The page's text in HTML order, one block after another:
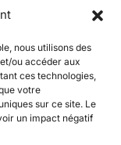
nous utilisons des
ou accéder aux
ces technologies,
votre
sur ce site. Le
un impact négatif
de la